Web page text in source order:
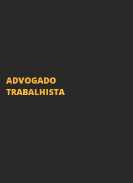
ADVOGADO
TRABALHISTA